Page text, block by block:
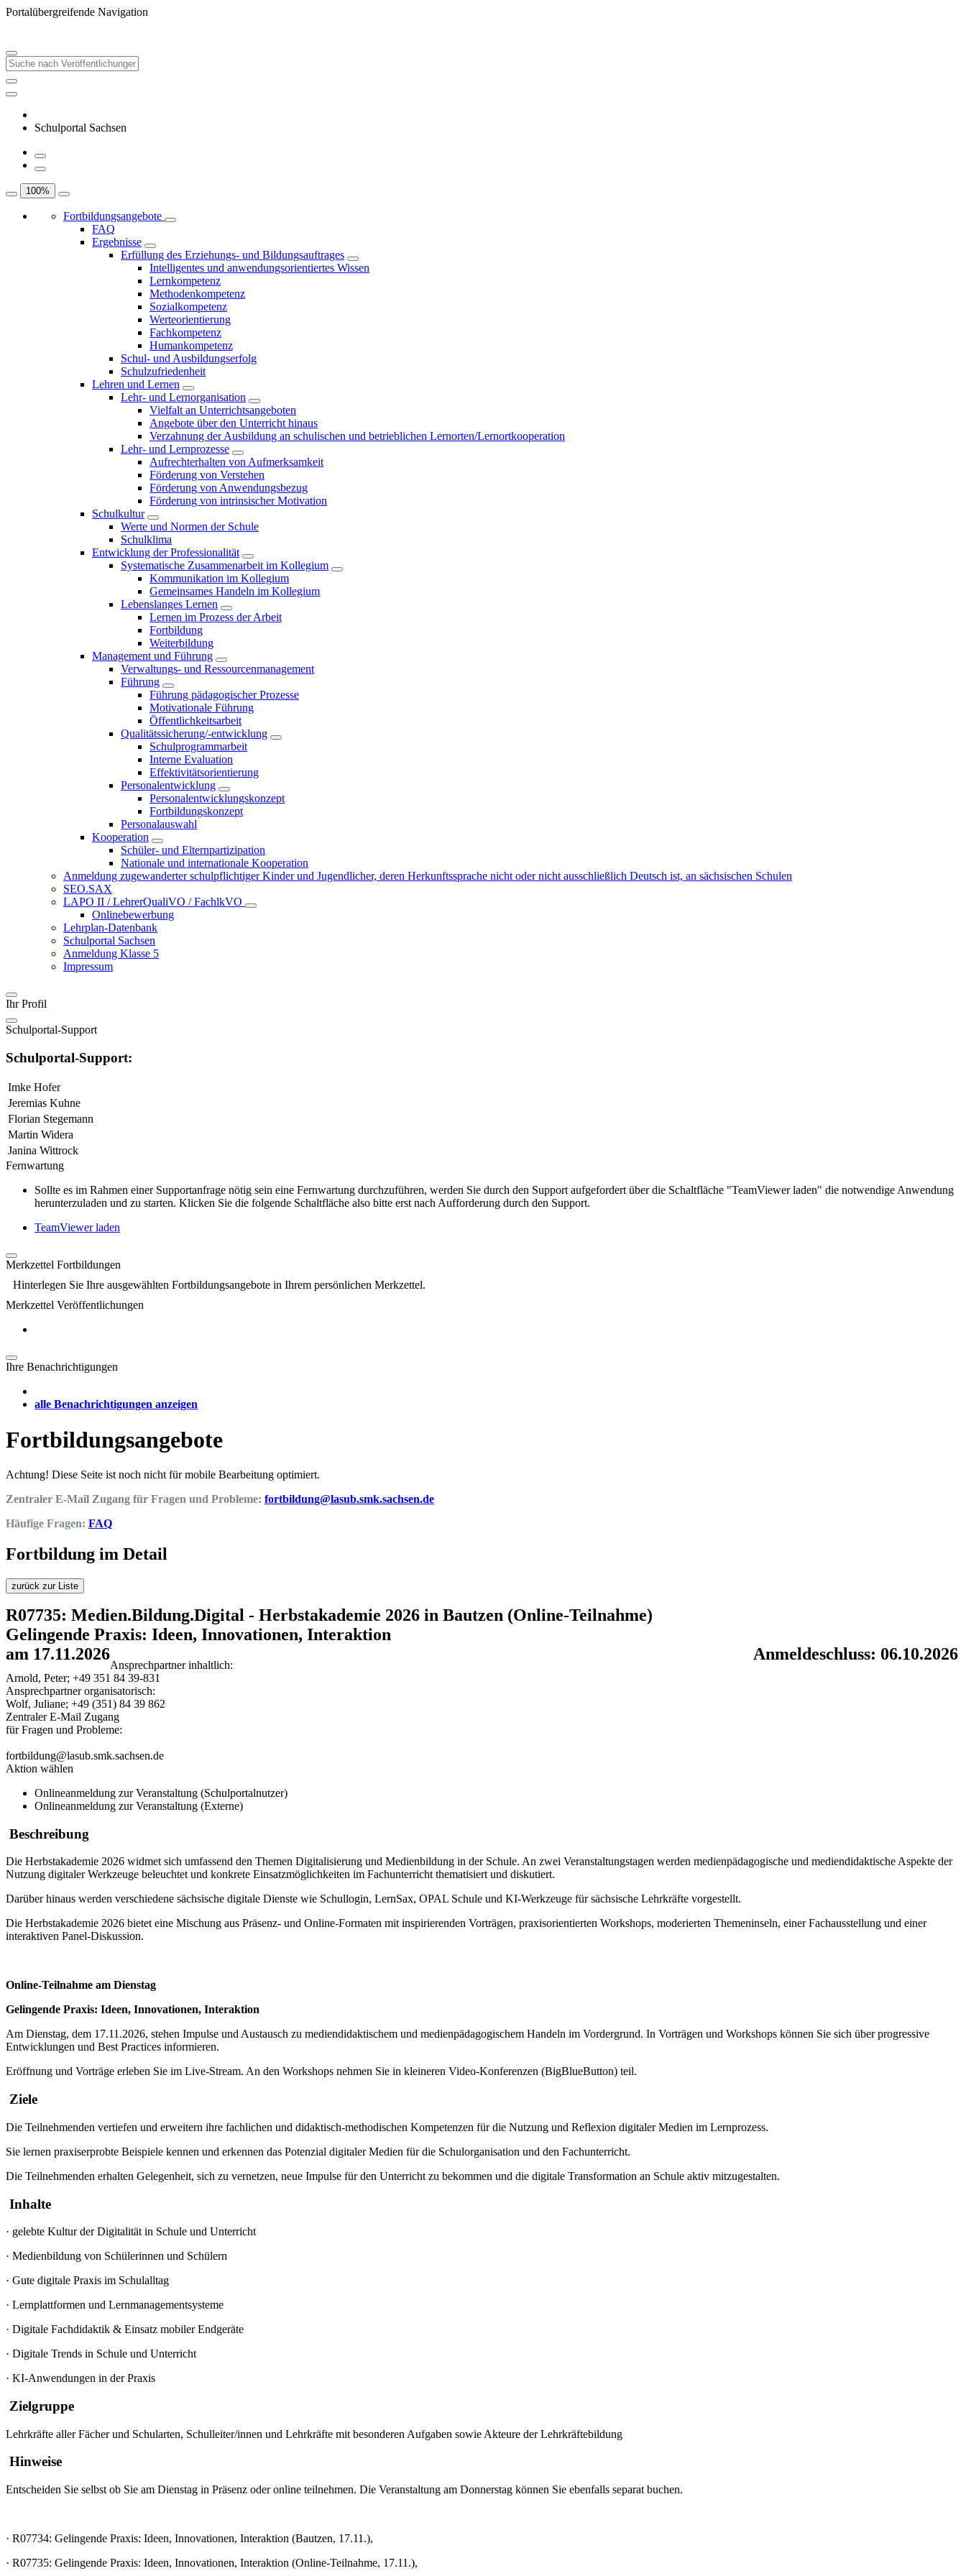
Portalübergreifende Navigation
Schulportal Sachsen
100%
Fortbildungsangebote
FAQ
Ergebnisse
Erfüllung des Erziehungs- und Bildungsauftrages
Intelligentes und anwendungsorientiertes Wissen
Lernkompetenz
Methodenkompetenz
Sozialkompetenz
Werteorientierung
Fachkompetenz
Humankompetenz
Schul- und Ausbildungserfolg
Schulzufriedenheit
Lehren und Lernen
Lehr- und Lernorganisation
Vielfalt an Unterrichtsangeboten
Angebote über den Unterricht hinaus
Verzahnung der Ausbildung an schulischen und betrieblichen Lernorten/Lernortkooperation
Lehr- und Lernprozesse
Aufrechterhalten von Aufmerksamkeit
Förderung von Verstehen
Förderung von Anwendungsbezug
Förderung von intrinsischer Motivation
Schulkultur
Werte und Normen der Schule
Schulklima
Entwicklung der Professionalität
Systematische Zusammenarbeit im Kollegium
Kommunikation im Kollegium
Gemeinsames Handeln im Kollegium
Lebenslanges Lernen
Lernen im Prozess der Arbeit
Fortbildung
Weiterbildung
Management und Führung
Verwaltungs- und Ressourcenmanagement
Führung
Führung pädagogischer Prozesse
Motivationale Führung
Öffentlichkeitsarbeit
Qualitätssicherung/-entwicklung
Schulprogrammarbeit
Interne Evaluation
Effektivitätsorientierung
Personalentwicklung
Personalentwicklungskonzept
Fortbildungskonzept
Personalauswahl
Kooperation
Schüler- und Elternpartizipation
Nationale und internationale Kooperation
Anmeldung zugewanderter schulpflichtiger Kinder und Jugendlicher, deren Herkunftssprache nicht oder nicht ausschließlich Deutsch ist, an sächsischen Schulen
SEO.SAX
LAPO II / LehrerQualiVO / FachlkVO
Onlinebewerbung
Lehrplan-Datenbank
Schulportal Sachsen
Anmeldung Klasse 5
Impressum
Ihr Profil
Schulportal-Support
Schulportal-Support:
Imke Hofer
Jeremias Kuhne
Florian Stegemann
Martin Widera
Janina Wittrock
Fernwartung
Sollte es im Rahmen einer Supportanfrage nötig sein eine Fernwartung durchzuführen, werden Sie durch den Support aufgefordert über die Schaltfläche "TeamViewer laden" die notwendige Anwendung
herunterzuladen und zu starten. Klicken Sie die folgende Schaltfläche also bitte erst nach Aufforderung durch den Support.
TeamViewer laden
Merkzettel Fortbildungen
Hinterlegen Sie Ihre ausgewählten Fortbildungsangebote in Ihrem persönlichen Merkzettel.
Merkzettel Veröffentlichungen
Ihre Benachrichtigungen
alle Benachrichtigungen anzeigen
Fortbildungsangebote
Achtung! Diese Seite ist noch nicht für mobile Bearbeitung optimiert.
Zentraler E-Mail Zugang für Fragen und Probleme: fortbildung@lasub.smk.sachsen.de
Häufige Fragen: FAQ
Fortbildung im Detail
zurück zur Liste
R07735: Medien.Bildung.Digital - Herbstakademie 2026 in Bautzen (Online-Teilnahme)
Gelingende Praxis: Ideen, Innovationen, Interaktion
am 17.11.2026
Anmeldeschluss: 06.10.2026
Ansprechpartner inhaltlich:
Arnold, Peter; +49 351 84 39-831
Ansprechpartner organisatorisch:
Wolf, Juliane; +49 (351) 84 39 862
Zentraler E-Mail Zugang
für Fragen und Probleme:
fortbildung@lasub.smk.sachsen.de
Aktion wählen
Onlineanmeldung zur Veranstaltung (Schulportalnutzer)
Onlineanmeldung zur Veranstaltung (Externe)
Beschreibung
Die Herbstakademie 2026 widmet sich umfassend den Themen Digitalisierung und Medienbildung in der Schule. An zwei Veranstaltungstagen werden medienpädagogische und mediendidaktische Aspekte der
Nutzung digitaler Werkzeuge beleuchtet und konkrete Einsatzmöglichkeiten im Fachunterricht thematisiert und diskutiert.
Darüber hinaus werden verschiedene sächsische digitale Dienste wie Schullogin, LernSax, OPAL Schule und KI-Werkzeuge für sächsische Lehrkräfte vorgestellt.
Die Herbstakademie 2026 bietet eine Mischung aus Präsenz- und Online-Formaten mit inspirierenden Vorträgen, praxisorientierten Workshops, moderierten Themeninseln, einer Fachausstellung und einer
interaktiven Panel-Diskussion.
Online-Teilnahme am Dienstag
Gelingende Praxis: Ideen, Innovationen, Interaktion
Am Dienstag, dem 17.11.2026, stehen Impulse und Austausch zu mediendidaktischem und medienpädagogischem Handeln im Vordergrund. In Vorträgen und Workshops können Sie sich über progressive
Entwicklungen und Best Practices informieren.
Eröffnung und Vorträge erleben Sie im Live-Stream. An den Workshops nehmen Sie in kleineren Video-Konferenzen (BigBlueButton) teil.
Ziele
Die Teilnehmenden vertiefen und erweitern ihre fachlichen und didaktisch-methodischen Kompetenzen für die Nutzung und Reflexion digitaler Medien im Lernprozess.
Sie lernen praxiserprobte Beispiele kennen und erkennen das Potenzial digitaler Medien für die Schulorganisation und den Fachunterricht.
Die Teilnehmenden erhalten Gelegenheit, sich zu vernetzen, neue Impulse für den Unterricht zu bekommen und die digitale Transformation an Schule aktiv mitzugestalten.
Inhalte
· gelebte Kultur der Digitalität in Schule und Unterricht
· Medienbildung von Schülerinnen und Schülern
· Gute digitale Praxis im Schulalltag
· Lernplattformen und Lernmanagementsysteme
· Digitale Fachdidaktik & Einsatz mobiler Endgeräte
· Digitale Trends in Schule und Unterricht
· KI-Anwendungen in der Praxis
Zielgruppe
Lehrkräfte aller Fächer und Schularten, Schulleiter/innen und Lehrkräfte mit besonderen Aufgaben sowie Akteure der Lehrkräftebildung
Hinweise
Entscheiden Sie selbst ob Sie am Dienstag in Präsenz oder online teilnehmen. Die Veranstaltung am Donnerstag können Sie ebenfalls separat buchen.
· R07734: Gelingende Praxis: Ideen, Innovationen, Interaktion (Bautzen, 17.11.),
· R07735: Gelingende Praxis: Ideen, Innovationen, Interaktion (Online-Teilnahme, 17.11.),